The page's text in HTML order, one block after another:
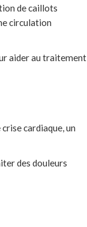
de caillots
circulation
aider au traitement
cardiaque, un
des douleurs